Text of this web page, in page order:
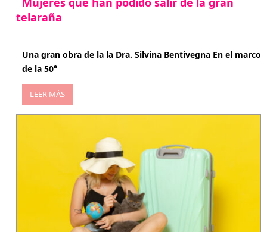
telaraña
Una gran obra de la la Dra. Silvina Bentivegna En el marco
de la 50°
LEER MÁS